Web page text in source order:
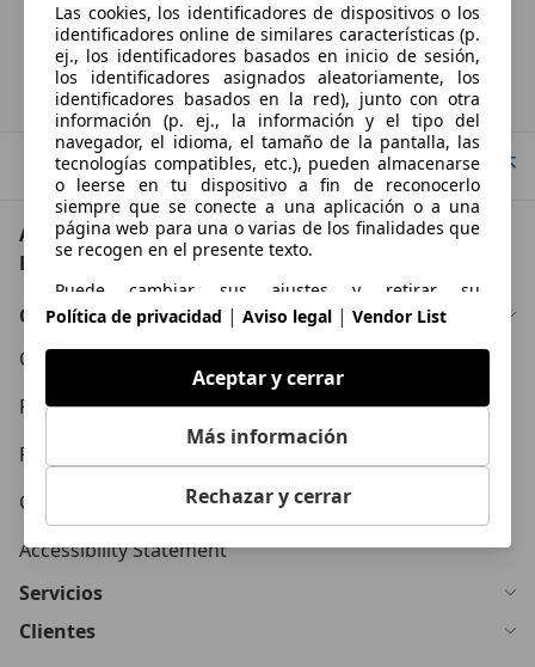
Ir arriba
AutoScout24: el mayor mercado de automoción de
Europa
Conócenos
Condiciones Generales
Política de Privacidad
Política de Cookies
Contacto
Accessibility Statement
Servicios
Clientes
Las cookies, los identificadores de dispositivos o los
identificadores online de similares características (p.
ej., los identificadores basados en inicio de sesión,
los identificadores asignados aleatoriamente, los
identificadores basados en la red), junto con otra
información (p. ej., la información y el tipo del
navegador, el idioma, el tamaño de la pantalla, las
tecnologías compatibles, etc.), pueden almacenarse
o leerse en tu dispositivo a fin de reconocerlo
siempre que se conecte a una aplicación o a una
página web para una o varias de los finalidades que
se recogen en el presente texto.
Puede cambiar sus ajustes y retirar su
consentimiento en cualquier momento a través del
Gestor de Privacidad en nuestra Política de
privacidad.
Propósitos
identificación mediante análisis de dispositivos
Publicidad y contenido personalizados, medición de
publicidad y contenido, investigación de audiencia y
desarrollo de servicios
Funciones esenciales de la página
Política de privacidad | Aviso legal | Vendor List
Aceptar y cerrar
Más información
Rechazar y cerrar